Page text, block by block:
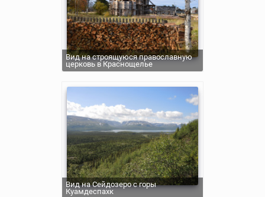
Вид на строящуюся православную
церковь в Краснощелье
Вид на Сейдозеро с горы
Куамдеспахк